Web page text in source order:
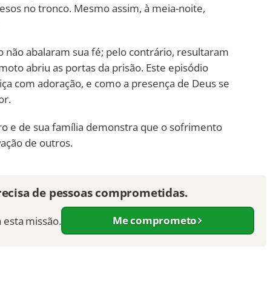
no tronco. Mesmo assim, à meia-noite,
não abalaram sua fé; pelo contrário, resultaram
abriu as portas da prisão. Este episódio
com adoração, e como a presença de Deus se
e de sua família demonstra que o sofrimento
de outros.
de pessoas comprometidas.
missão. Me comprometo